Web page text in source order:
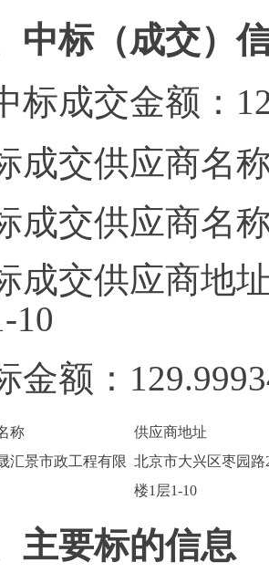
中标（成交）
标成交金额：
成交供应商名
成交供应商名
成交供应商地
10
金额：
称
供应商地址
汇景市政工程有限 北京市大兴区枣园路
楼1层1-10
主要标的信息